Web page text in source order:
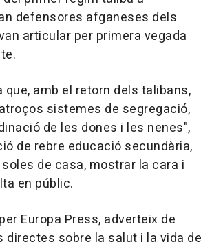
defensores afganeses dels
articular per primera vegada
amb el retorn dels talibans,
sistemes de segregació,
de les dones i les nenes",
de rebre educació secundària,
de casa, mostrar la cara i
en públic.
Europa Press, adverteix de
directes sobre la salut i la vida de